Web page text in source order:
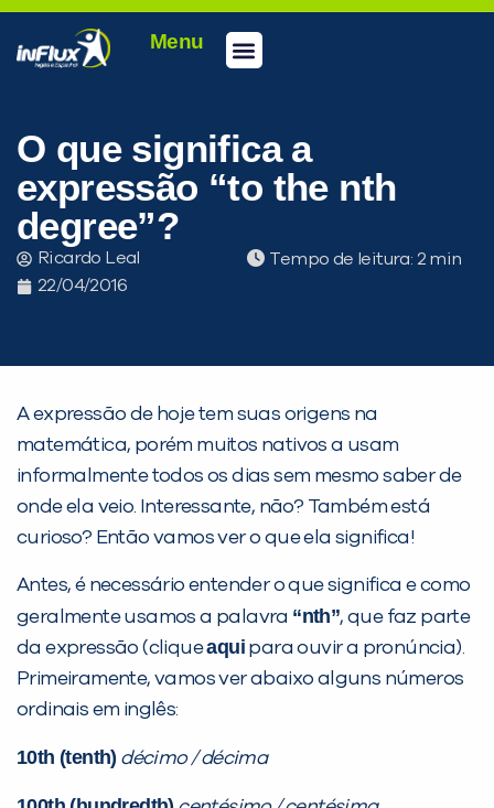
Menu
O que significa a
expressão “to the nth
degree”?
Ricardo Leal
22/04/2016
Tempo de leitura:
A expressão de hoje tem suas origens na
matemática, porém muitos nativos a usam
informalmente todos os dias sem mesmo saber de
onde ela veio. Interessante, não? Também está
curioso? Então vamos ver o que ela significa!
Antes, é necessário entender o que significa e como
geralmente usamos a palavra “nth”, que faz parte
da expressão (cliqueaqui para ouvir a pronúncia).
Primeiramente, vamos ver abaixo alguns números
ordinais em inglês:
10th (tenth) décimo / décima
Desculpe!
Não encontramos nenhuma unidade
inFlux nesta cidade ou bairro que